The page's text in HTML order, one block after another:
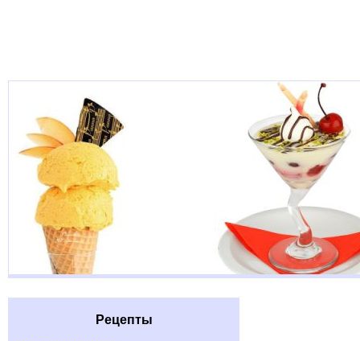
Рецепты